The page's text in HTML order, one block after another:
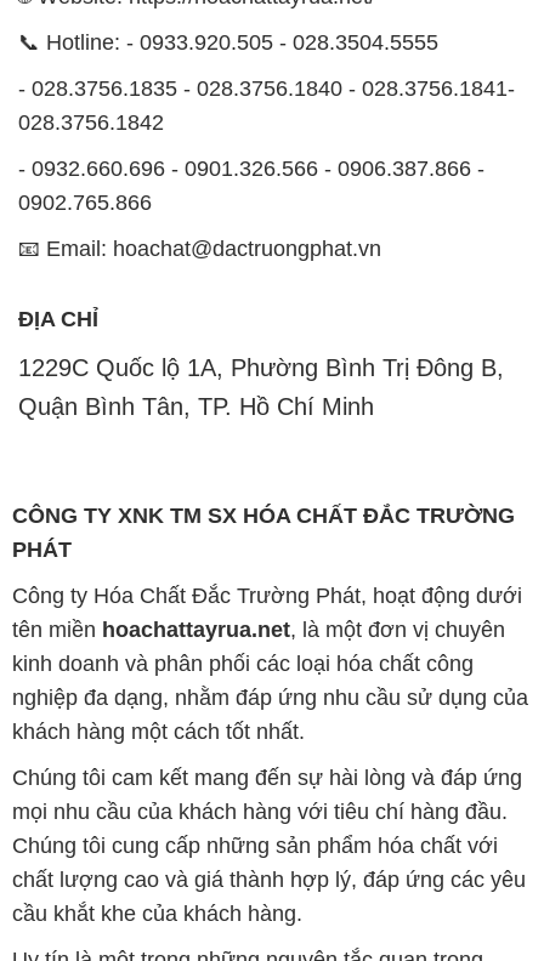
0902.765.866
📧 Email: hoachat@dactruongphat.vn
ĐỊA CHỈ
1229C Quốc lộ 1A, Phường Bình Trị Đông B,
Quận Bình Tân, TP. Hồ Chí Minh
CÔNG TY XNK TM SX HÓA CHẤT ĐẮC TRƯỜNG
PHÁT
kinh doanh và phân phối các loại hóa chất công
nghiệp đa dạng, nhằm đáp ứng nhu cầu sử dụng của
khách hàng một cách tốt nhất.
Chúng tôi cam kết mang đến sự hài lòng và đáp ứng
mọi nhu cầu của khách hàng với tiêu chí hàng đầu.
Chúng tôi cung cấp những sản phẩm hóa chất với
chất lượng cao và giá thành hợp lý, đáp ứng các yêu
cầu khắt khe của khách hàng.
Uy tín là một trong những nguyên tắc quan trọng
trong hoạt động kinh doanh của chúng tôi. Chúng tôi
luôn ý thức rằng những sản phẩm mà chúng tôi cung
cấp cần phải đáp ứng tiêu chuẩn chất lượng cao, đáp
ứng yêu cầu và làm hài lòng đối tác. Đồng thời,